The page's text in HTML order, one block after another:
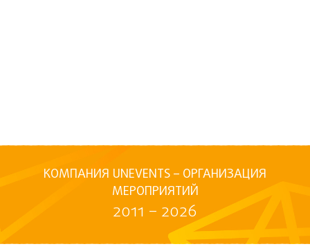
КОМПАНИЯ UNEVENTS – ОРГАНИЗАЦИЯ
МЕРОПРИЯТИЙ
2011 – 2026